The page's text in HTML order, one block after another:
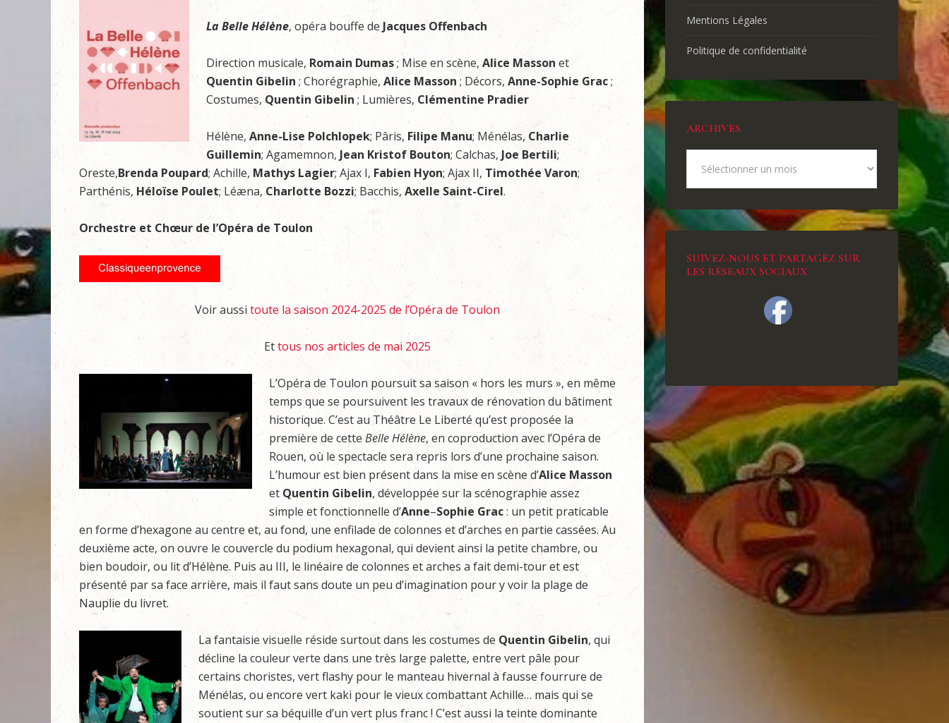
LaBelleHélène, opéra bouffe de Jacques Offenbach
Direction musicale, Romain Dumas; Mise en scène, Alice Masson et
Quentin Gibelin ; Chorégraphie, Alice Masson ; Décors, Anne-Sophie Grac;
Costumes, Quentin Gibelin ; Lumières, Clémentine Pradier
Hélène, Anne-Lise Polchlopek; Pâris, Filipe Manu; Ménélas, Charlie
Guillemin; Agamemnon, Jean Kristof Bouton; Calchas, Joe Bertili;
Oreste,Brenda Poupard; Achille, Mathys Lagier; Ajax I, Fabien Hyon; Ajax II, Timothée Varon;
Parthénis, Héloïse Poulet; Léæna, Charlotte Bozzi; Bacchis, Axelle Saint-Cirel.
Orchestre et Chœur de l’Opéra de Toulon
Voir aussitoute la saison 2024-2025 de l’Opéra de Toulon
Ettous nos articles de mai 2025
L’Opéra de Toulon poursuit sa saison « hors les murs », en même
temps que se poursuivent les travaux de rénovation du bâtiment
historique. C’est au Théâtre Le Liberté qu’est proposée la
première de cetteBelleHélène, en coproduction avec l’Opéra de
Rouen, où le spectacle sera repris lors d’une prochaine saison.
L’humour est bien présent dans la mise en scène d’Alice Masson
et Quentin Gibelin, développée sur la scénographie assez
simple et fonctionnelle d’Anne–Sophie Grac: un petit praticable
en forme d’hexagone au centre et, au fond, une enfilade de colonnes et d’arches en partie cassées. Au
deuxième acte, on ouvre le couvercle du podium hexagonal, qui devient ainsi la petite chambre, ou
bien boudoir, ou lit d’Hélène. Puis au III, le linéaire de colonnes et arches a fait demi-tour et est
présenté par sa face arrière, mais il faut sans doute un peu d’imagination pour y voir la plage de
Nauplie du livret.
La fantaisie visuelle réside surtout dans les costumes de Quentin Gibelin, qui
décline la couleur verte dans une très large palette, entre vert pâle pour
certains choristes, vert flashy pour le manteau hivernal à fausse fourrure de
Ménélas, ou encore vert kaki pour le vieux combattant Achille… mais qui se
soutient sur sa béquille d’un vert plus franc ! C’est aussi la teinte dominante
Mentions Légales
Politique de confidentialité
ARCHIVES
SUIVEZ-NOUS ET PARTAGEZ SUR
LES RÉSEAUX SOCIAUX